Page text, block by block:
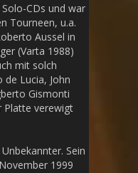
CDs und war
Tourneen, u.a.
Aussel in
(Varta 1988)
mit solch
Lucia, John
Gismonti
Platte verewigt
Sein
1999